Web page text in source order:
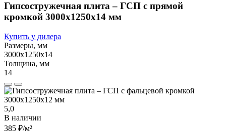
Гипсостружечная плита – ГСП с прямой
кромкой 3000х1250х14 мм
Купить у дилера
Размеры, мм
3000х1250х14
Толщина, мм
14
5,0
В наличии
385 ₽/м²